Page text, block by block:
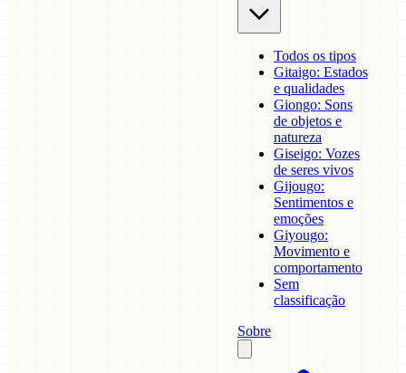
Todos os tipos
Gitaigo: Estados
e qualidades
Giongo: Sons
de objetos e
natureza
Giseigo: Vozes
de seres vivos
Gijougo:
Sentimentos e
emoções
Giyougo:
Movimento e
comportamento
Sem
classificação
Sobre